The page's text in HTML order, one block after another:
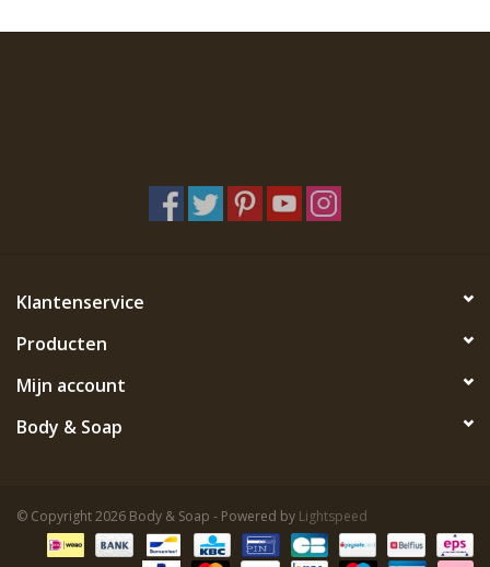
Klantenservice
Producten
Mijn account
Body & Soap
© Copyright 2026 Body & Soap - Powered by Lightspeed